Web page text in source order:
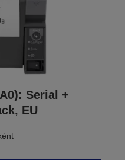
Serial +
EU